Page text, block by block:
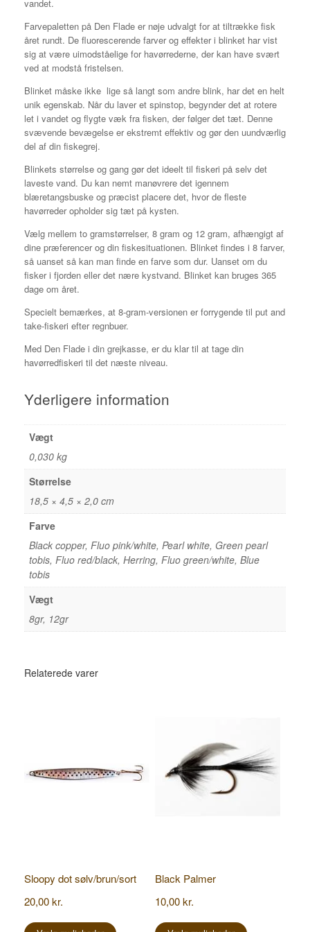
vandet.
Farvepaletten på Den Flade er nøje udvalgt for at tiltrække fisk
året rundt. De fluorescerende farver og effekter i blinket har vist
sig at være uimodståelige for havørrederne, der kan have svært
ved at modstå fristelsen.
Blinket måske ikke lige så langt som andre blink, har det en helt
unik egenskab. Når du laver et spinstop, begynder det at rotere
let i vandet og flygte væk fra fisken, der følger det tæt. Denne
svævende bevægelse er ekstremt effektiv og gør den uundværlig
del af din fiskegrej.
Blinkets størrelse og gang gør det ideelt til fiskeri på selv det
laveste vand. Du kan nemt manøvrere det igennem
blæretangsbuske og præcist placere det, hvor de fleste
havørreder opholder sig tæt på kysten.
Vælg mellem to gramstørrelser, 8 gram og 12 gram, afhængigt af
dine præferencer og din fiskesituationen. Blinket findes i 8 farver,
så uanset så kan man finde en farve som dur. Uanset om du
fisker i fjorden eller det nære kystvand. Blinket kan bruges 365
dage om året.
Specielt bemærkes, at 8-gram-versionen er forrygende til put and
take-fiskeri efter regnbuer.
Med Den Flade i din grejkasse, er du klar til at tage din
havørredfiskeri til det næste niveau.
Yderligere information
Vægt
0,030 kg
Størrelse
18,5 × 4,5 × 2,0 cm
Farve
Black copper, Fluo pink/white, Pearl white, Green pearl
tobis, Fluo red/black, Herring, Fluo green/white, Blue
tobis
Vægt
8gr, 12gr
Relaterede varer
Sloopy dot sølv/brun/sort
20,00kr.
Black Palmer
10,00kr.